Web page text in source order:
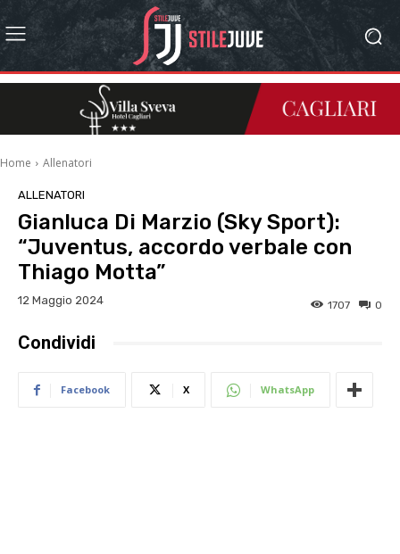
Home Allenatori
ALLENATORI
Gianluca Di Marzio (Sky Sport):
“Juventus, accordo verbale con
Thiago Motta”
12 Maggio 2024 0
1707
Condividi
Facebook X WhatsApp